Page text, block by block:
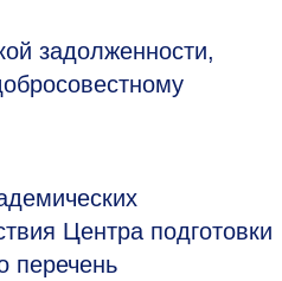
задолженности,
Центра подготовки
перечень